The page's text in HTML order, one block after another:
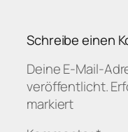
Schreibe einen
Deine E-Mail-
veröffentlicht.
markiert